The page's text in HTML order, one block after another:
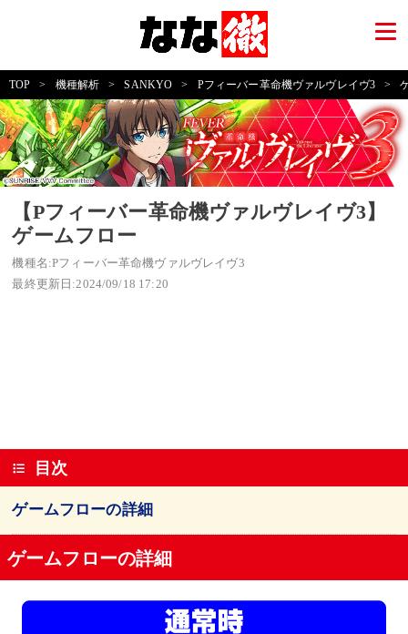
TOP > 機種解析 > SANKYO > Pフィーバー革命機ヴァルヴレイヴ3 >
【Pフィーバー革命機ヴァルヴレイヴ3】
ゲームフロー
機種名:Pフィーバー革命機ヴァルヴレイヴ3
最終更新日:2024/09/18 17:20
目次
ゲームフローの詳細
ゲームフローの詳細